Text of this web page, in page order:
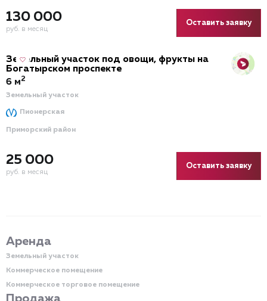
130 000
руб. в месяц
Оставить заявку
Земельный участок под овощи, фрукты на
Богатырском проспекте
Земельный участок
Пионерская
Приморский район
25 000
руб. в месяц
6 м2
Оставить заявку
Аренда
Земельный участок
Коммерческое помещение
Коммерческое торговое помещение
Продажа